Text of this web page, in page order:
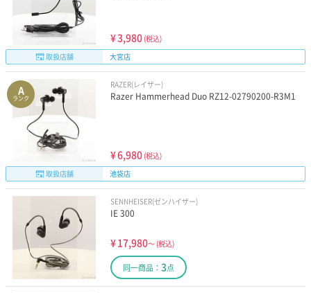
¥3,980 (税込)
取扱店舗
大宮店
A
ランク
RAZER(レイザー)
Razer Hammerhead Duo RZ12-02790200-R3M1
¥6,980 (税込)
取扱店舗
池袋店
SENNHEISER(ゼンハイザー)
IE 300
¥17,980～ (税込)
同一商品： 3点